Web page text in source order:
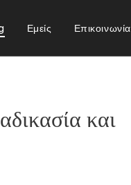
Εμείς Επικοινωνία
και